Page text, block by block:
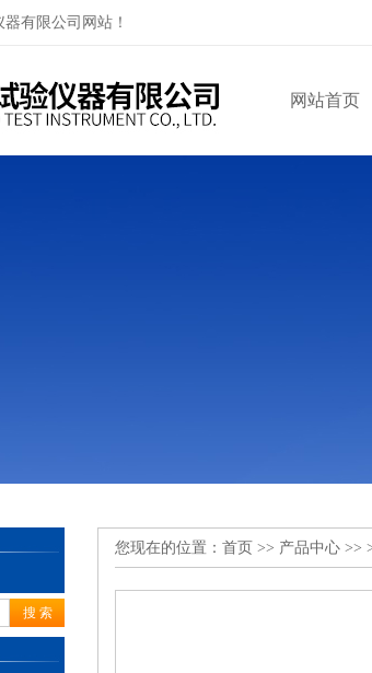
有限公司网站！
网站首页
您现在的位置： 首页 >> 产品中心 >>